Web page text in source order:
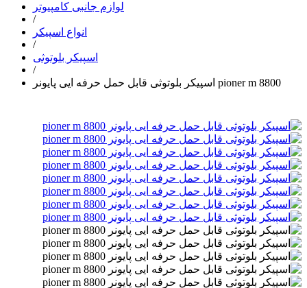
لوازم جانبی کامپیوتر
/
انواع اسپیکر
/
اسپیکر بلوتوثی
/
اسپیکر بلوتوثی قابل حمل حرفه ایی پایونر pioner m 8800